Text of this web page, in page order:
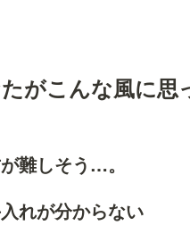
がこんな風に思
難しそう…。
れが分からない